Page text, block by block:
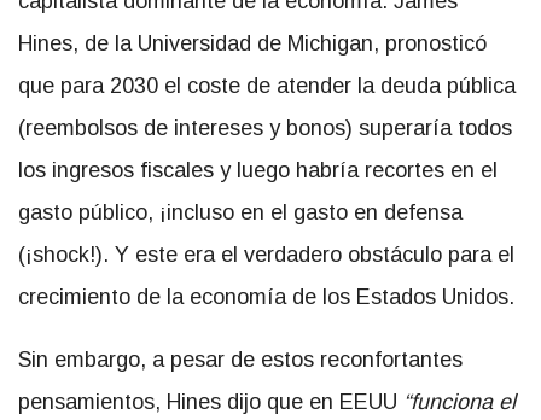
Hines, de la Universidad de Michigan, pronosticó
que para 2030 el coste de atender la deuda pública
(reembolsos de intereses y bonos) superaría todos
los ingresos fiscales y luego habría recortes en el
gasto público, ¡incluso en el gasto en defensa
(¡shock!). Y este era el verdadero obstáculo para el
crecimiento de la economía de los Estados Unidos.
Sin embargo, a pesar de estos reconfortantes
pensamientos, Hines dijo que en EEUU “funciona el